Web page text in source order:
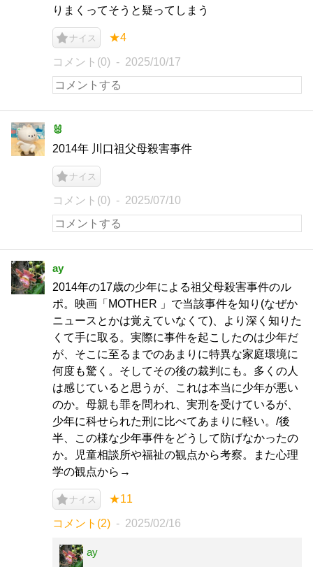
りまくってそうと疑ってしまう
ナイス ★4
コメント(0) 2025/10/17
🐰
2014年 川口祖父母殺害事件
ナイス
コメント(0) 2025/07/10
ay
2014年の17歳の少年による祖父母殺害事件のル
ポ。映画「MOTHER 」で当該事件を知り(なぜか
ニュースとかは覚えていなくて)、より深く知りた
くて手に取る。実際に事件を起こしたのは少年だ
が、そこに至るまでのあまりに特異な家庭環境に
何度も驚く。そしてその後の裁判にも。多くの人
は感じていると思うが、これは本当に少年が悪い
のか。母親も罪を問われ、実刑を受けているが、
少年に科せられた刑に比べてあまりに軽い。/後
半、この様な少年事件をどうして防げなかったの
か。児童相談所や福祉の観点から考察。また心理
学の観点から→
ナイス ★11
コメント(2) 2025/02/16
ay